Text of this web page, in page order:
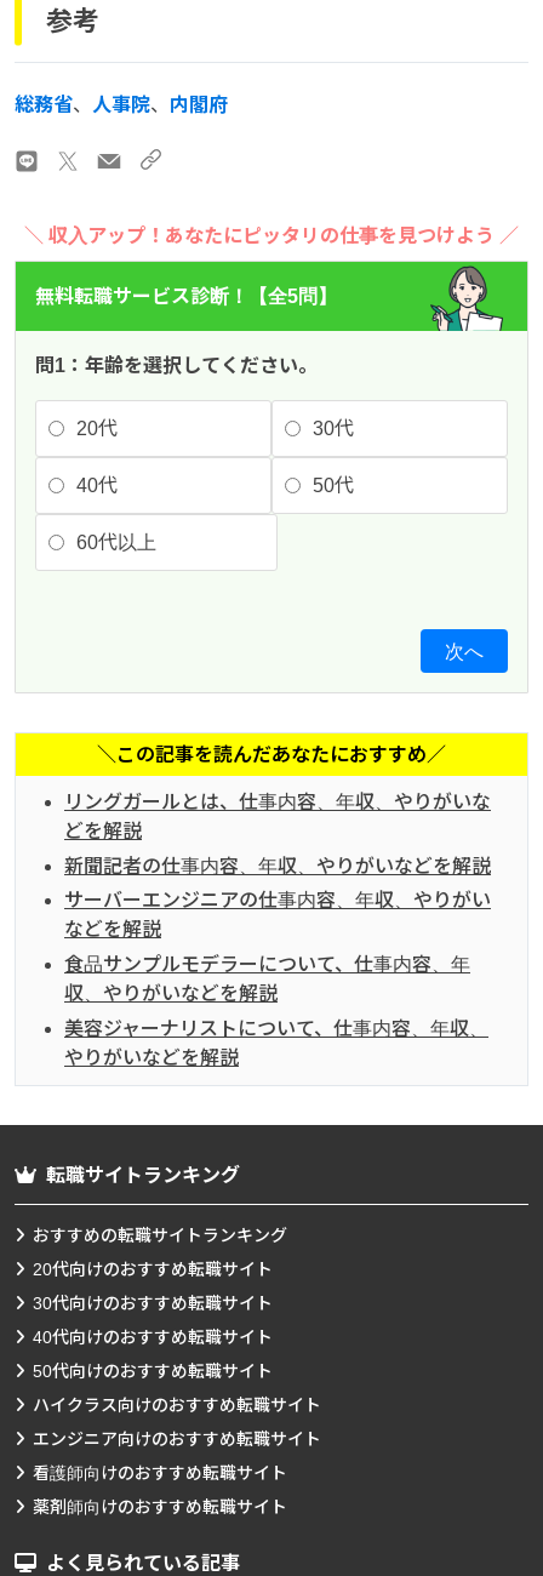
参考
総務省、 人事院、 内閣府
＼ 収入アップ！あなたにピッタリの仕事を見つけよう ／
無料転職サービス診断！【全5問】
問1：年齢を選択してください。
20代 30代
40代 50代
60代以上
次へ
＼この記事を読んだあなたにおすすめ／
リングガールとは、仕事内容、年収、やりがいな
どを解説
新聞記者の仕事内容、年収、やりがいなどを解説
サーバーエンジニアの仕事内容、年収、やりがい
などを解説
食品サンプルモデラーについて、仕事内容、年
収、やりがいなどを解説
美容ジャーナリストについて、仕事内容、年収、
やりがいなどを解説
転職サイトランキング
おすすめの転職サイトランキング
20代向けのおすすめ転職サイト
30代向けのおすすめ転職サイト
40代向けのおすすめ転職サイト
50代向けのおすすめ転職サイト
ハイクラス向けのおすすめ転職サイト
エンジニア向けのおすすめ転職サイト
看護師向けのおすすめ転職サイト
薬剤師向けのおすすめ転職サイト
よく見られている記事